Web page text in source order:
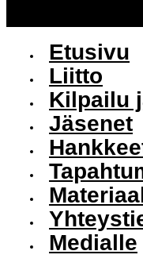
Etusivu
Liitto
Kilpailu
Jäsenet
Medialle